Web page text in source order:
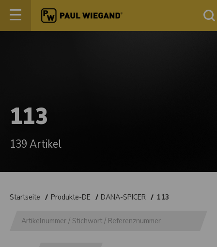
113
139 Artikel
Startseite Produkte-DE DANA-SPICER 113